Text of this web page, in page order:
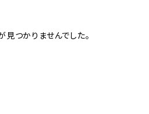
つかりませんでした。